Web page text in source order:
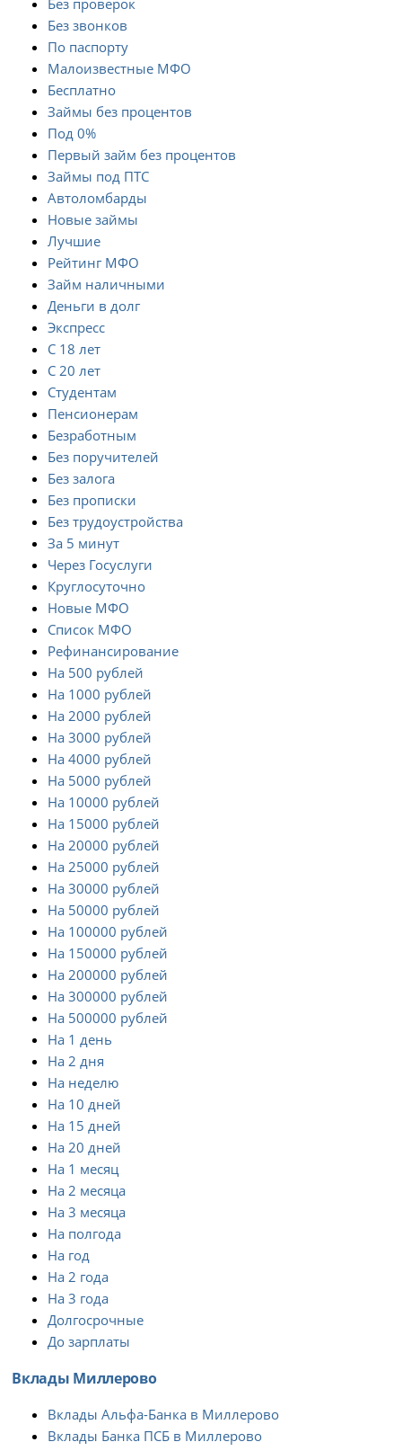
Без проверок
Без звонков
По паспорту
Малоизвестные МФО
Бесплатно
Займы без процентов
Под 0%
Первый займ без процентов
Займы под ПТС
Автоломбарды
Новые займы
Лучшие
Рейтинг МФО
Займ наличными
Деньги в долг
Экспресс
С 18 лет
С 20 лет
Студентам
Пенсионерам
Безработным
Без поручителей
Без залога
Без прописки
Без трудоустройства
За 5 минут
Через Госуслуги
Круглосуточно
Новые МФО
Список МФО
Рефинансирование
На 500 рублей
На 1000 рублей
На 2000 рублей
На 3000 рублей
На 4000 рублей
На 5000 рублей
На 10000 рублей
На 15000 рублей
На 20000 рублей
На 25000 рублей
На 30000 рублей
На 50000 рублей
На 100000 рублей
На 150000 рублей
На 200000 рублей
На 300000 рублей
На 500000 рублей
На 1 день
На 2 дня
На неделю
На 10 дней
На 15 дней
На 20 дней
На 1 месяц
На 2 месяца
На 3 месяца
На полгода
На год
На 2 года
На 3 года
Долгосрочные
До зарплаты
Вклады Миллерово
Вклады Альфа-Банка в Миллерово
Вклады Банка ПСБ в Миллерово